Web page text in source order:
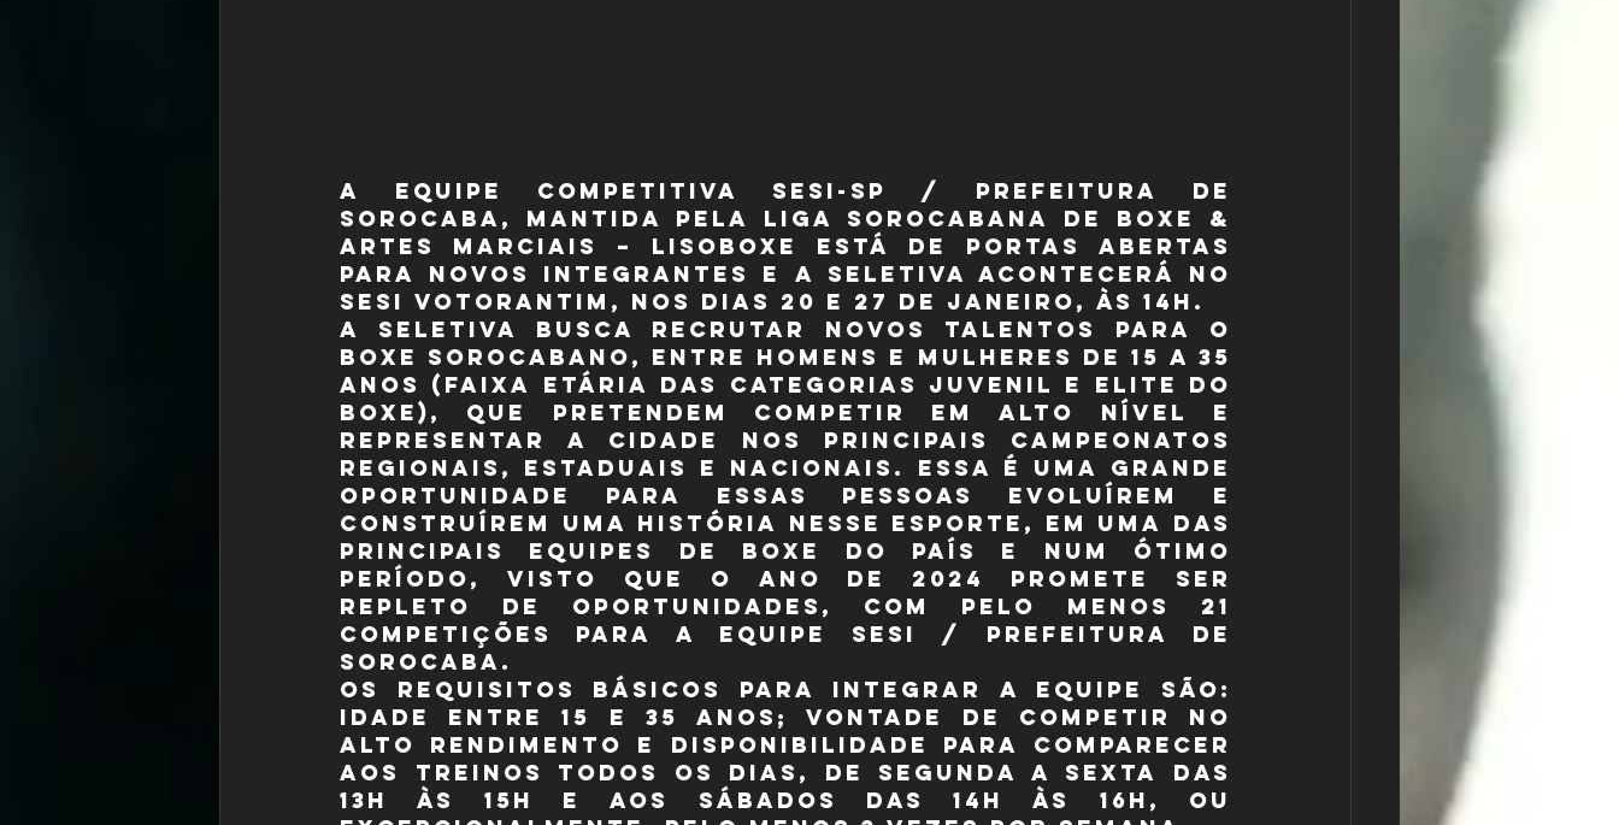
A equipe competitiva SESI-SP / Prefeitura de
Sorocaba, mantida pela Liga Sorocabana de Boxe &
Artes Marciais – Lisoboxe está de portas abertas
para novos integrantes e a seletiva acontecerá no
Sesi Votorantim, nos dias 20 e 27 de janeiro, às 14h.
A seletiva busca recrutar novos talentos para o
boxe sorocabano, entre homens e mulheres de 15 a 35
anos (faixa etária das categorias juvenil e elite do
boxe), que pretendem competir em alto nível e
representar a cidade nos principais campeonatos
regionais, estaduais e nacionais. Essa é uma grande
oportunidade para essas pessoas evoluírem e
construírem uma história nesse esporte, em uma das
principais equipes de boxe do país e num ótimo
período, visto que o ano de 2024 promete ser
repleto de oportunidades, com pelo menos 21
competições para a equipe SESI / Prefeitura de
Sorocaba.
Os requisitos básicos para integrar a equipe são:
Idade entre 15 e 35 anos; vontade de competir no
alto rendimento e disponibilidade para comparecer
aos treinos todos os dias, de segunda a sexta das
13h às 15h e aos sábados das 14h às 16h, ou